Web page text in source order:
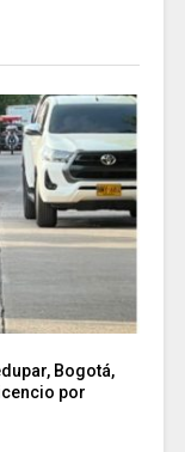
Bogotá,
por